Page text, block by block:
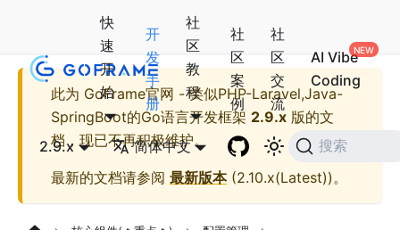
快
速
开
始
开
发
手
册
社
区
教
程
社
区
案
例
社
区
交
流
AI Vibe
Coding
2.9.x 简体中文 搜索
此为 GoFrame官网 - 类似PHP-Laravel,Java-
SpringBoot的Go语言开发框架 2.9.x 版的文
档，现已不再积极维护。
最新的文档请参阅 最新版本(2.10.x(Latest))。